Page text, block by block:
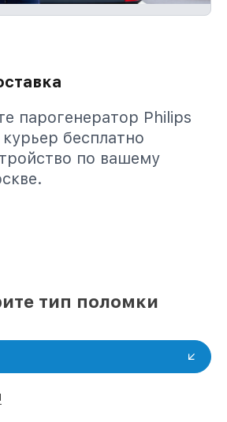
парогенератор Philips
бесплатно
по вашему
тип поломки